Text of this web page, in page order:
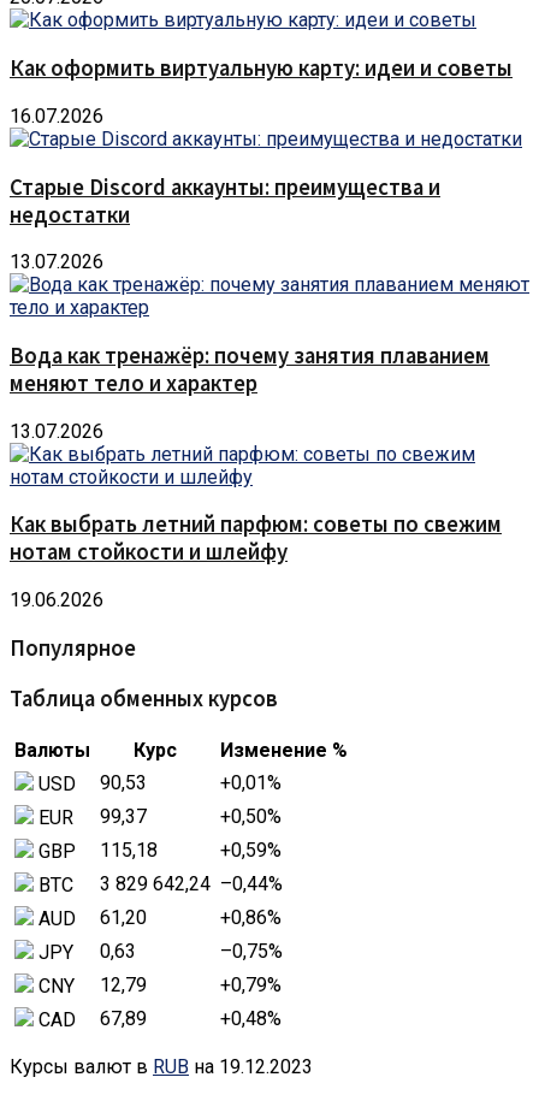
Как оформить виртуальную карту: идеи и советы
16.07.2026
Старые Discord аккаунты: преимущества и
недостатки
13.07.2026
Вода как тренажёр: почему занятия плаванием
меняют тело и характер
13.07.2026
Как выбрать летний парфюм: советы по свежим
нотам стойкости и шлейфу
19.06.2026
Популярное
Таблица обменных курсов
Валюты Курс
Изменение %
USD
90,53 +0,01%
EUR
99,37 +0,50%
GBP
115,18 +0,59%
BTC
3 829 642,24 –0,44%
AUD
61,20 +0,86%
JPY
0,63 –0,75%
CNY
12,79 +0,79%
CAD
67,89 +0,48%
Курсы валют в RUB на 19.12.2023